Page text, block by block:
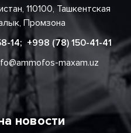
110100, Ташкентская
Промзона
14; +998 (78) 150-41-41
maxam.uz
новости